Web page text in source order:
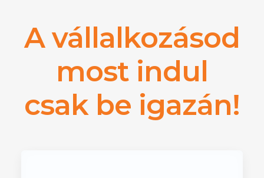
A vállalkozásod
most indul
csak be igazán!